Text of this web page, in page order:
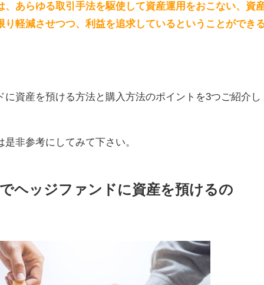
、あらゆる取引手法を駆使して資産運用をおこない、資
軽減させつつ、利益を追求しているということができ
資産を預ける方法と購入方法のポイントを3つご紹介し
非参考にしてみて下さい。
ヘッジファンドに資産を預けるの